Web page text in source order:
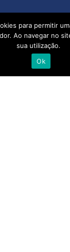
Castelo Branco,
Healthcare e as suas
se junta a
de todo o setor,
para permitir
Ao navegar no
sua utilização.
Ok